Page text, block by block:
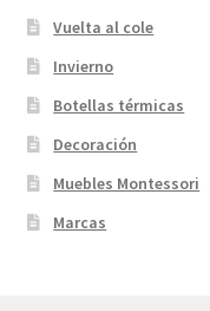
Vuelta al cole
Invierno
Botellas térmicas
Decoración
Muebles Montessori
Marcas